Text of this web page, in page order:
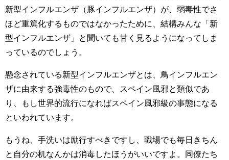
新型インフルエンザ（豚インフルエンザ）が、弱毒性でさ
ほど重篤化するものではなかったために、結構みんな「新
型インフルエンザ」と聞いても甘く見るようになってしま
っているのでしょう。
懸念されている新型インフルエンザとは、鳥インフルエン
ザに由来する強毒性のもので、スペイン風邪と類似であ
り、もし世界的流行になればスペイン風邪級の事態になる
といわれています。
もうね、手洗いは励行すべきですし、職場でも毎日きちん
と自分の机なんかは消毒したほうがいいですよ。同僚たち